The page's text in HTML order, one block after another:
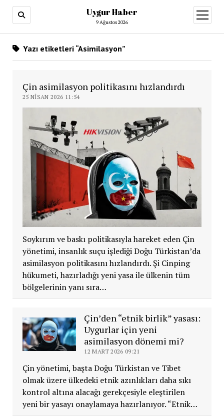
Uygur Haber
9 Ağustos 2026
aç
Yazı etiketleri “Asimilasyon”
Çin asimilasyon politikasını hızlandırdı
25 NISAN 2026 11:54
Soykırım ve baskı politikasıyla hareket eden Çin
yönetimi, insanlık suçu işlediği Doğu Türkistan’da
asimilasyon politikasını hızlandırdı. Şi Cinping
hükumeti, hazırladığı yeni yasa ile ülkenin tüm
bölgelerinin yanı sıra…
Çin’den “etnik birlik” yasası:
Uygurlar için yeni
asimilasyon dönemi mi?
12 MART 2026 09:21
Çin yönetimi, başta Doğu Türkistan ve Tibet
olmak üzere ülkedeki etnik azınlıkları daha sıkı
kontrol altına alacağı gerekçesiyle eleştirilen
yeni bir yasayı onaylamaya hazırlanıyor. “Etnik…